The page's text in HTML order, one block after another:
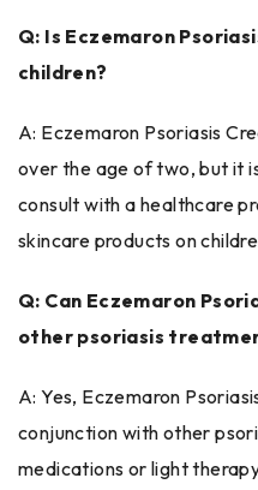
Q: Is Eczemaron
children?
A: Eczemaron Psoriasis
over the age of two, but it
consult with a healthcare
skincare products on
Q: Can Eczemaron
other psoriasis
A: Yes, Eczemaron
conjunction with other
medications or light